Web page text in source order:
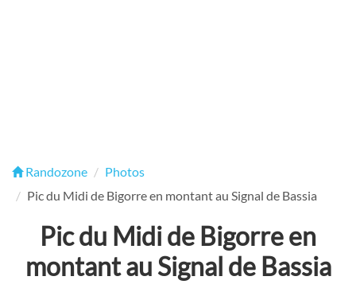
Randozone
Photos
Pic du Midi de Bigorre en montant au Signal de Bassia
Pic du Midi de Bigorre en
montant au Signal de Bassia